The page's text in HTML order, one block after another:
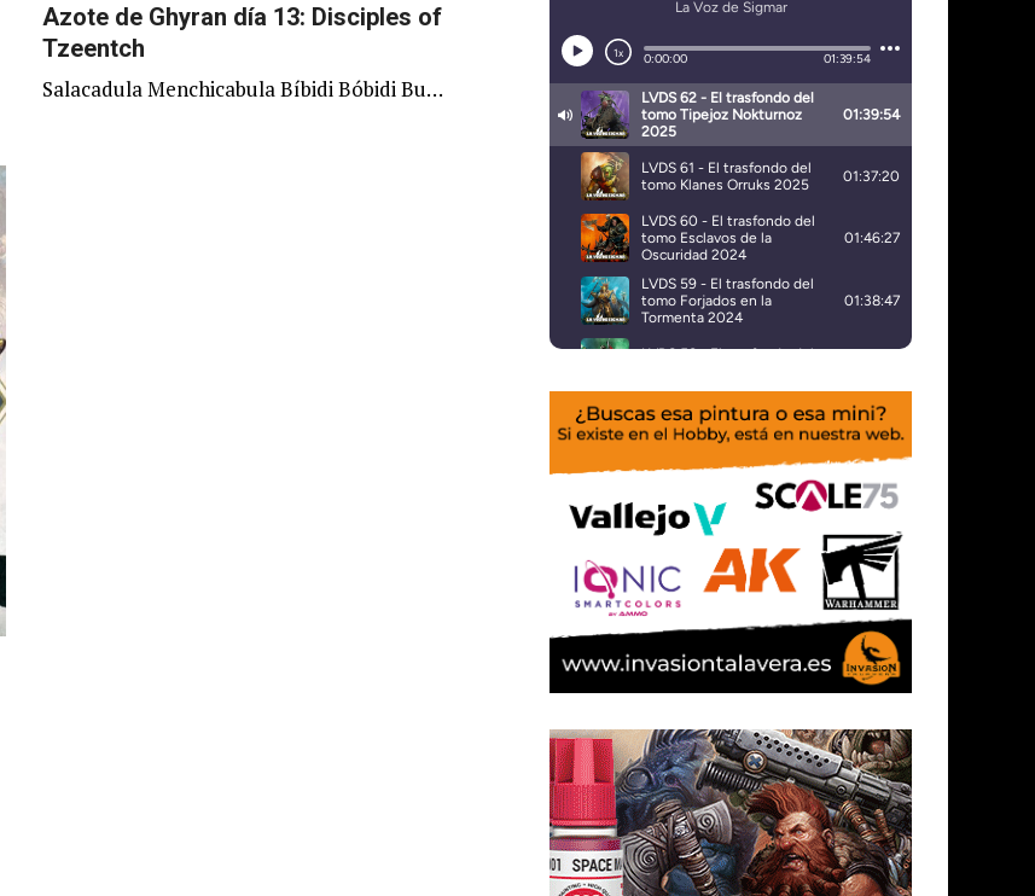
Azote de Ghyran día 13: Disciples of
Tzeentch
Salacadula Menchicabula Bíbidi Bóbidi Bu…